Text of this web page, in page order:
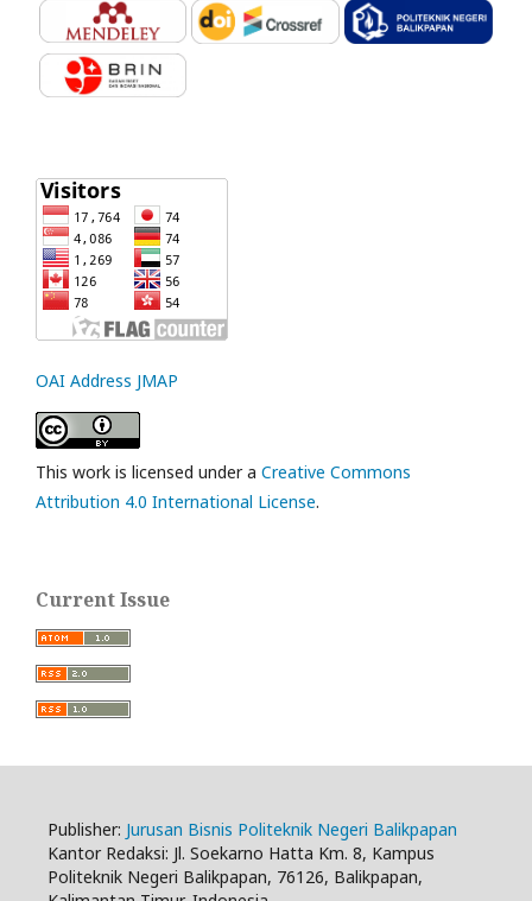
OAI Address JMAP
This work is licensed under a Creative Commons
Attribution 4.0 International License.
Current Issue
Publisher: Jurusan Bisnis Politeknik Negeri Balikpapan
Kantor Redaksi: Jl. Soekarno Hatta Km. 8, Kampus
Politeknik Negeri Balikpapan, 76126, Balikpapan,